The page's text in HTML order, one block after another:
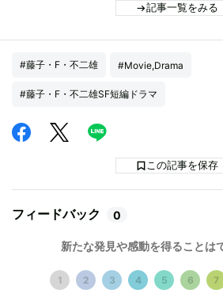
記事一覧をみる
#藤子・F・不二雄 #Movie,Drama
#藤子・F・不二雄SF短編ドラマ
この記事を保存
フィードバック 0
新たな発見や感動を得ることは
1 2 3 4 5 6 7